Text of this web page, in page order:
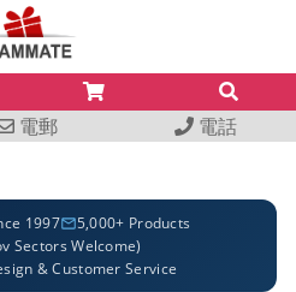
電郵 電話
1997
5,000+ Products
Sectors Welcome)
& Customer Service